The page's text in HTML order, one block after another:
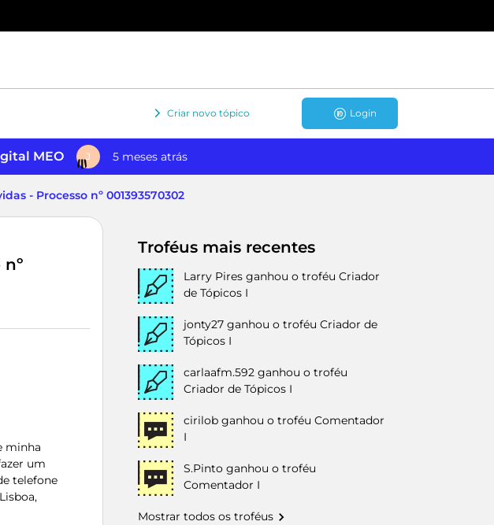
Criar novo tópico Login
MEO J 5 meses atrás
- Processo nº 001393570302
minha
um
telefone
Troféus mais recentes
Larry Pires ganhou o troféu Criador
de Tópicos I
jonty27 ganhou o troféu Criador de
Tópicos I
carlaafm.592 ganhou o troféu
Criador de Tópicos I
cirilob ganhou o troféu Comentador
I
S.Pinto ganhou o troféu
Comentador I
Mostrar todos os troféus